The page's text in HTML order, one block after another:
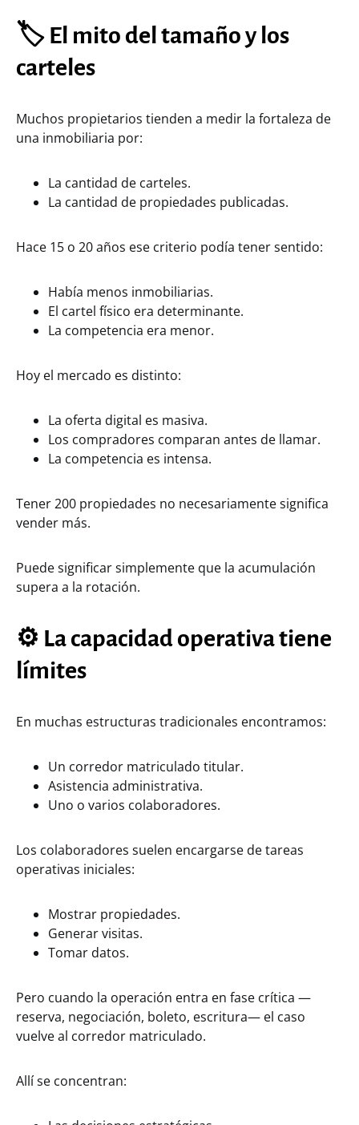
🏷️ El mito del tamaño y los
carteles
Muchos propietarios tienden a medir la fortaleza de
una inmobiliaria por:
La cantidad de carteles.
La cantidad de propiedades publicadas.
Hace 15 o 20 años ese criterio podía tener sentido:
Había menos inmobiliarias.
El cartel físico era determinante.
La competencia era menor.
Hoy el mercado es distinto:
La oferta digital es masiva.
Los compradores comparan antes de llamar.
La competencia es intensa.
Tener 200 propiedades no necesariamente significa
vender más.
Puede significar simplemente que la acumulación
supera a la rotación.
⚙️ La capacidad operativa tiene
límites
En muchas estructuras tradicionales encontramos:
Un corredor matriculado titular.
Asistencia administrativa.
Uno o varios colaboradores.
Los colaboradores suelen encargarse de tareas
operativas iniciales:
Mostrar propiedades.
Generar visitas.
Tomar datos.
Pero cuando la operación entra en fase crítica —
reserva, negociación, boleto, escritura— el caso
vuelve al corredor matriculado.
Allí se concentran: